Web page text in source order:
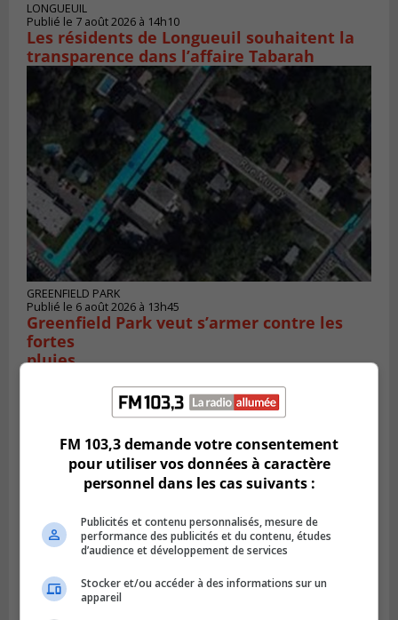
LONGUEUIL
Publié le 7 août 2026 à 14h10
Les résidents de Longueuil souhaitent la
transparence dans l’affaire Tabarah
GREENFIELD PARK
Publié le 6 août 2026 à 13h45
Greenfield Park veut s’armer contre les
fortes
pluies
FM 103,3 demande votre consentement
pour utiliser vos données à caractère
personnel dans les cas suivants :
Publicités et contenu personnalisés, mesure de
performance des publicités et du contenu, études
d’audience et développement de services
Stocker et/ou accéder à des informations sur un
appareil